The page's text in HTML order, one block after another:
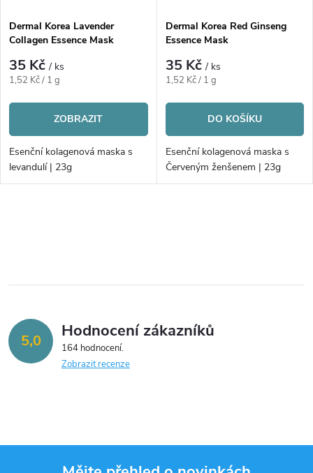
p
r
o
d
u
ů
s
p
r
o
d
u
ů
Dermal Korea Lavender
Collagen Essence Mask
35 Kč/ ks
Měrná
1,52 Kč / 1 g
ZOBRAZIT
Esenční kolagenová maska s
levandulí | 23g
Dermal Korea Red Ginseng
Essence Mask
35 Kč/ ks
Měrná
1,52 Kč / 1 g
DO KOŠÍKU
Esenční kolagenová maska s
Červeným ženšenem | 23g
l
d
a
p
5,0 Hodnocení zákazníků
164 hodnocení
Zobrazit recenze